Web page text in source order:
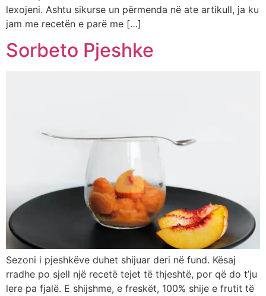
lexojeni. Ashtu sikurse un përmenda në ate artikull, ja ku
jam me recetën e parë me […]
Sorbeto Pjeshke
Sezoni i pjeshkëve duhet shijuar deri në fund. Kësaj
rradhe po sjell një recetë tejet të thjeshtë, por që do t’ju
lere pa fjalë. E shijshme, e freskët, 100% shije e frutit të